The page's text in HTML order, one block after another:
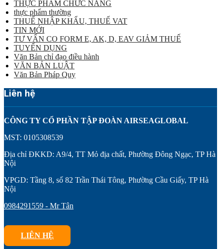
THỰC PHẨM CHỨC NĂNG
thực phẩm thường
THUẾ NHẬP KHẨU, THUẾ VAT
TIN MỚI
TƯ VẤN CO FORM E, AK, D, EAV GIẢM THUẾ
TUYỂN DỤNG
Văn Bản chỉ đạo điều hành
VĂN BẢN LUẬT
Văn Bản Pháp Quy
Liên hệ
CÔNG TY CỔ PHẦN TẬP ĐOÀN AIRSEAGLOBAL
MST: 0105308539
Địa chỉ ĐKKD: A9/4, TT Mỏ địa chất, Phường Đông Ngạc, TP Hà
Nội
VPGD: Tầng 8, số 82 Trần Thái Tông, Phường Cầu Giấy, TP Hà
Nội
0984291559 - Mr Tân
LIÊN HỆ